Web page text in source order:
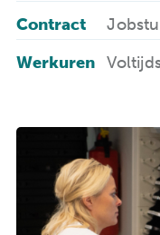
Contract
Werkuren